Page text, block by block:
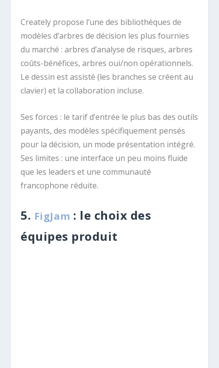
Creately propose l’une des bibliothèques de
modèles d’arbres de décision les plus fournies
du marché : arbres d’analyse de risques, arbres
coûts-bénéfices, arbres oui/non opérationnels.
Le dessin est assisté (les branches se créent au
clavier) et la collaboration incluse.
Ses forces : le tarif d’entrée le plus bas des outils
payants, des modèles spécifiquement pensés
pour la décision, un mode présentation intégré.
Ses limites : une interface un peu moins fluide
que les leaders et une communauté
francophone réduite.
5. FigJam : le choix des
équipes produit